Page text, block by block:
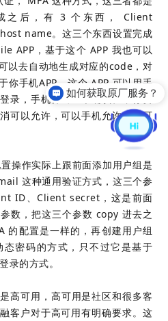
之后，有 3 个东西， Client
name。这三个东西设置完成
APP，基于这个 APP 我也可以
以去自动地生成对应的code，对
你手机APP，这个 APP 可以用手
录，手机弹出一个确认框，你要
可以允许，可以手机允许，也可
操作实际上跟前面添加用户组是
这种通用验证方式，这三个参
ID、 Client secret ，这是前面
数，把这三个参数 copy 进去之
的配置是一样的，再创建用户组
密码的方式，只不过它是基于
录的方式。
高可用，高可用是社区和很多客
客户对于高可用有明确要求。这
如何获取原厂服务？